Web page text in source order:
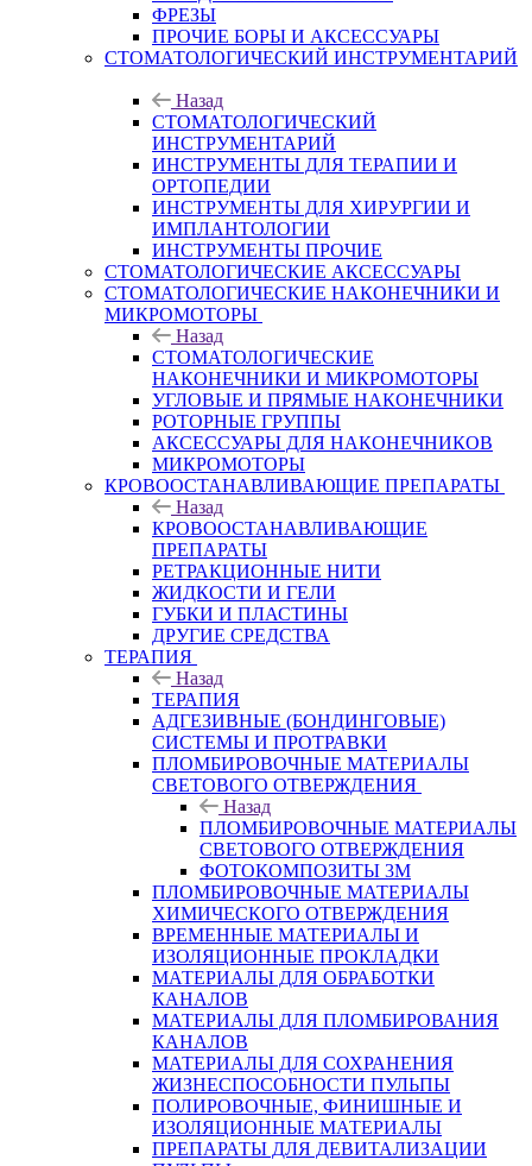
ФРЕЗЫ
ПРОЧИЕ БОРЫ И АКСЕССУАРЫ
СТОМАТОЛОГИЧЕСКИЙ ИНСТРУМЕНТАРИЙ
Назад
СТОМАТОЛОГИЧЕСКИЙ
ИНСТРУМЕНТАРИЙ
ИНСТРУМЕНТЫ ДЛЯ ТЕРАПИИ И
ОРТОПЕДИИ
ИНСТРУМЕНТЫ ДЛЯ ХИРУРГИИ И
ИМПЛАНТОЛОГИИ
ИНСТРУМЕНТЫ ПРОЧИЕ
СТОМАТОЛОГИЧЕСКИЕ АКСЕССУАРЫ
СТОМАТОЛОГИЧЕСКИЕ НАКОНЕЧНИКИ И
МИКРОМОТОРЫ
Назад
СТОМАТОЛОГИЧЕСКИЕ
НАКОНЕЧНИКИ И МИКРОМОТОРЫ
УГЛОВЫЕ И ПРЯМЫЕ НАКОНЕЧНИКИ
РОТОРНЫЕ ГРУППЫ
АКСЕССУАРЫ ДЛЯ НАКОНЕЧНИКОВ
МИКРОМОТОРЫ
КРОВООСТАНАВЛИВАЮЩИЕ ПРЕПАРАТЫ
Назад
КРОВООСТАНАВЛИВАЮЩИЕ
ПРЕПАРАТЫ
РЕТРАКЦИОННЫЕ НИТИ
ЖИДКОСТИ И ГЕЛИ
ГУБКИ И ПЛАСТИНЫ
ДРУГИЕ СРЕДСТВА
ТЕРАПИЯ
Назад
ТЕРАПИЯ
АДГЕЗИВНЫЕ (БОНДИНГОВЫЕ)
СИСТЕМЫ И ПРОТРАВКИ
ПЛОМБИРОВОЧНЫЕ МАТЕРИАЛЫ
СВЕТОВОГО ОТВЕРЖДЕНИЯ
Назад
ПЛОМБИРОВОЧНЫЕ МАТЕРИАЛЫ
СВЕТОВОГО ОТВЕРЖДЕНИЯ
ФОТОКОМПОЗИТЫ 3М
ПЛОМБИРОВОЧНЫЕ МАТЕРИАЛЫ
ХИМИЧЕСКОГО ОТВЕРЖДЕНИЯ
ВРЕМЕННЫЕ МАТЕРИАЛЫ И
ИЗОЛЯЦИОННЫЕ ПРОКЛАДКИ
МАТЕРИАЛЫ ДЛЯ ОБРАБОТКИ
КАНАЛОВ
МАТЕРИАЛЫ ДЛЯ ПЛОМБИРОВАНИЯ
КАНАЛОВ
МАТЕРИАЛЫ ДЛЯ СОХРАНЕНИЯ
ЖИЗНЕСПОСОБНОСТИ ПУЛЬПЫ
ПОЛИРОВОЧНЫЕ, ФИНИШНЫЕ И
ИЗОЛЯЦИОННЫЕ МАТЕРИАЛЫ
ПРЕПАРАТЫ ДЛЯ ДЕВИТАЛИЗАЦИИ